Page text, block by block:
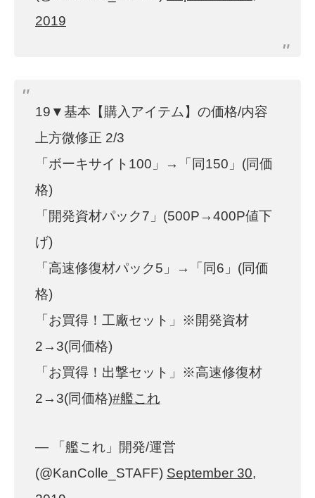
2019
19▼基本【購入アイテム】の価格/内容
上方微修正 2/3
「ボーキサイト100」→「同150」(同価
格)
「開発資材パック7」(500P→400P値下
げ)
「高速修復材パック5」→「同6」(同価
格)
「お買得！工廠セット」※開発資材
2→3(同価格)
「お買得！出撃セット」※高速修復材
2→3(同価格)#艦これ
— 「艦これ」開発/運営
(@KanColle_STAFF) September 30,